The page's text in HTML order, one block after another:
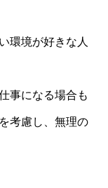
環境が好きな人
事になる場合も
考慮し、無理の